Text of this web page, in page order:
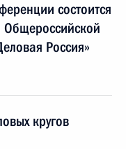
состоится
Общероссийской
Россия»
кругов